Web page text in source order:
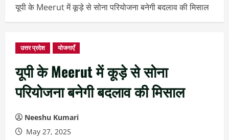
यूपी के Meerut में कूड़े से सोना परियोजना बनेगी बदलाव की मिसाल
उत्तर प्रदेश योजनाएँ
यूपी के Meerut में कूड़े से सोना
परियोजना बनेगी बदलाव की मिसाल
Neeshu Kumari
May 27, 2025